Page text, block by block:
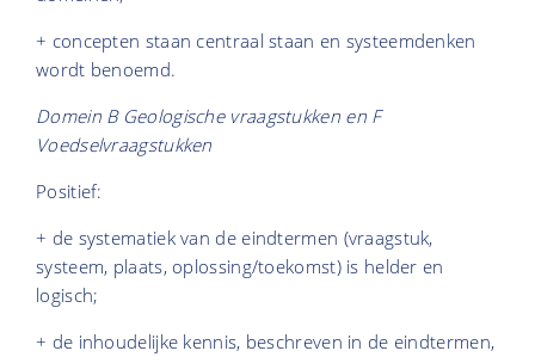
+ concepten staan centraal staan en systeemdenken
wordt benoemd.
Domein B Geologische vraagstukken en F
Voedselvraagstukken
Positief:
+ de systematiek van de eindtermen (vraagstuk,
systeem, plaats, oplossing/toekomst) is helder en
logisch;
+ de inhoudelijke kennis, beschreven in de eindtermen,